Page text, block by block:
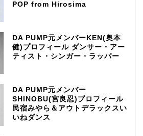
POP from Hirosima
DA PUMP元メンバーKEN(奥本
健)プロフィール ダンサー・アー
ティスト・シンガー・ラッパー
DA PUMP元メンバー
SHINOBU(宮良忍)プロフィール
民宿みやら＆アウトデラックスい
いねダンス